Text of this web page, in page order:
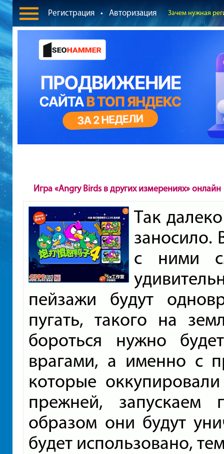
Регистрация • Авторизация Зачем нужная
Игра «Angry Birds в других измерениях» онлайн
Так
заносило.
с ними
пейзажи будут
пугать, такого на
бороться нужно
врагами, а именно с
которые
прежней,
образом они будут
будет использовано,